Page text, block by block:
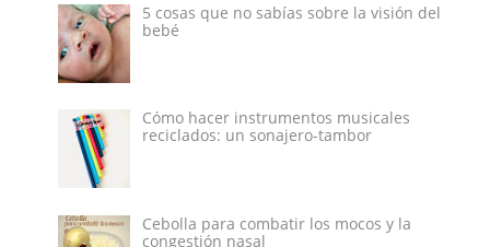
5 cosas que no sabías sobre la visión del
bebé
Cómo hacer instrumentos musicales
reciclados: un sonajero-tambor
Cebolla para combatir los mocos y la
congestión nasal